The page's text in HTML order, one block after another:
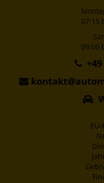
07:15
09:00